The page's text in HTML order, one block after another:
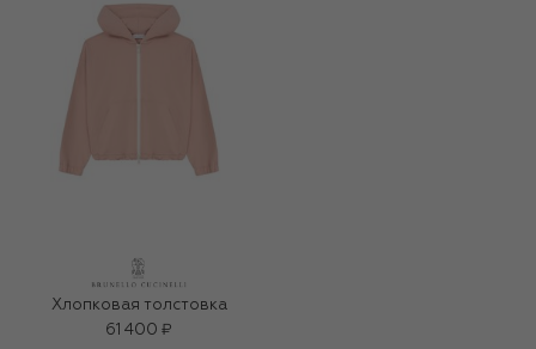
Хлопковая толстовка
61 400 ₽